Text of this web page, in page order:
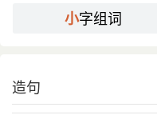
小字组词
造句